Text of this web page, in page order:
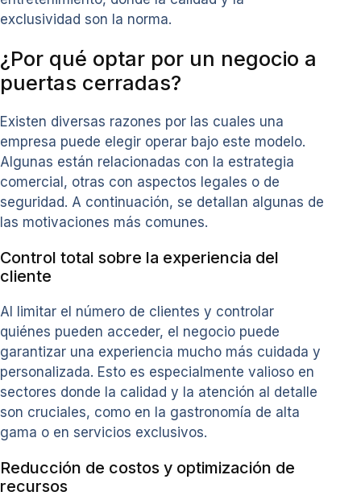
exclusividad son la norma.
¿Por qué optar por un negocio a
puertas cerradas?
Existen diversas razones por las cuales una
empresa puede elegir operar bajo este modelo.
Algunas están relacionadas con la estrategia
comercial, otras con aspectos legales o de
seguridad. A continuación, se detallan algunas de
las motivaciones más comunes.
Control total sobre la experiencia del
cliente
Al limitar el número de clientes y controlar
quiénes pueden acceder, el negocio puede
garantizar una experiencia mucho más cuidada y
personalizada. Esto es especialmente valioso en
sectores donde la calidad y la atención al detalle
son cruciales, como en la gastronomía de alta
gama o en servicios exclusivos.
Reducción de costos y optimización de
recursos